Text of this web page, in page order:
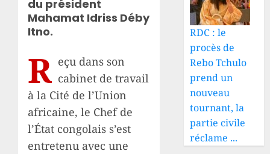
du président
Mahamat Idriss Déby
Itno.
R eçu dans son
cabinet de travail
à la Cité de l’Union
africaine, le Chef de
l’État congolais s’est
entretenu avec une
RDC : le
procès de
Rebo Tchulo
prend un
nouveau
tournant, la
partie civile
réclame ...